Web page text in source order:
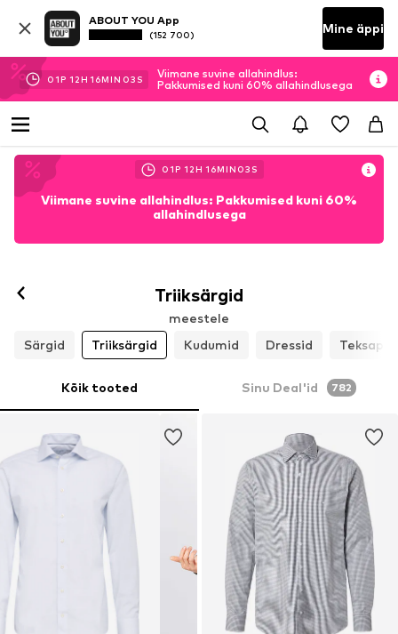
ABOUT YOU App
(152 700) Mine äppi
01P 12H 16MIN 00 S
Viimane suvine allahindlus:
Pakkumised kuni 60% allahindlusega
01P 12H 16MIN 00 S
Viimane suvine allahindlus: Pakkumised kuni 60%
allahindlusega
Triiksärgid
meestele
Särgid
Triiksärgid Kudumid Dressid
Kõik tooted Sinu Deal'id 782